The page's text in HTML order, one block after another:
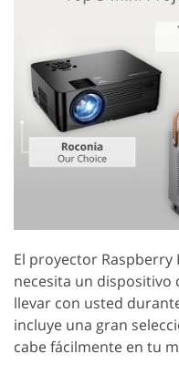
El proyector Raspberry
necesita un dispositivo
llevar con usted
incluye una gran
cabe fácilmente en tu